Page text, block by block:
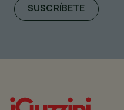
SUSCRÍBETE